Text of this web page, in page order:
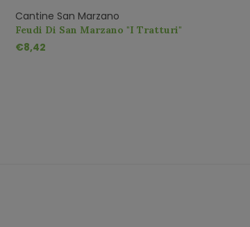
Cantine San Marzano
Feudi Di San Marzano "I Tratturi"
Negroamaro IGT
€8,42